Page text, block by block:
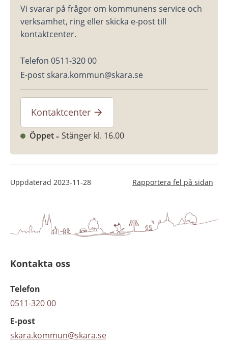
Vi svarar på frågor om kommunens service och
verksamhet, ring eller skicka e-post till
kontaktcenter.
Telefon 0511-320 00
E-post skara.kommun@skara.se
Kontaktcenter
Öppet Stänger kl. 16.00
Uppdaterad 2023-11-28 Rapportera fel på sidan
Kontakta oss
Telefon
0511-320 00
E-post
skara.kommun@skara.se